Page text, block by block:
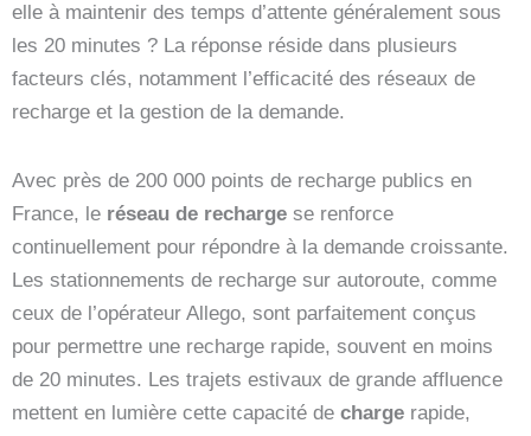
elle à maintenir des temps d’attente généralement sous
les 20 minutes ? La réponse réside dans plusieurs
facteurs clés, notamment l’efficacité des réseaux de
recharge et la gestion de la demande.
Avec près de 200 000 points de recharge publics en
France, le réseau de recharge se renforce
continuellement pour répondre à la demande croissante.
Les stationnements de recharge sur autoroute, comme
ceux de l’opérateur Allego, sont parfaitement conçus
pour permettre une recharge rapide, souvent en moins
de 20 minutes. Les trajets estivaux de grande affluence
mettent en lumière cette capacité de charge rapide,